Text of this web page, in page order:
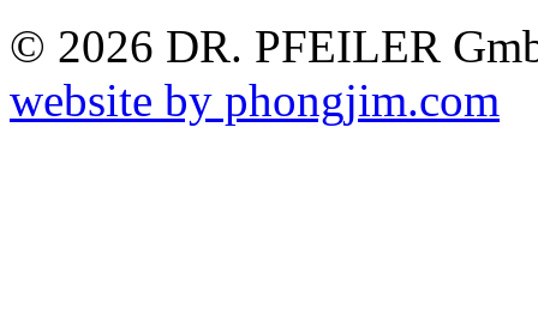
© 2026 DR. PFEILER
website by phongjim.com